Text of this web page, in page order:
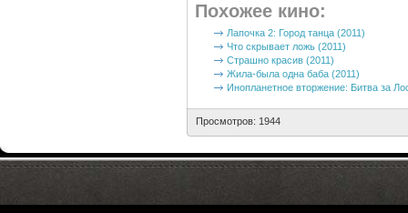
Похожее кино:
Лапочка 2: Город танца (2011)
Что скрывает ложь (2011)
Страшно красив (2011)
Жила-была одна баба (2011)
Инопланетное вторжение: Битва за
Просмотров: 1944